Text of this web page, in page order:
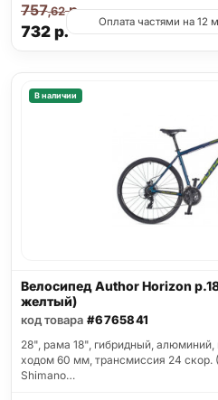
732р.
757,62р.
Оплата частями на 12
В наличии
Велосипед Author Horizon
желтый)
код товара #6765841
28", рама 18", гибридный,
ходом 60 мм, трансмиссия 24 скор.
Shimano…